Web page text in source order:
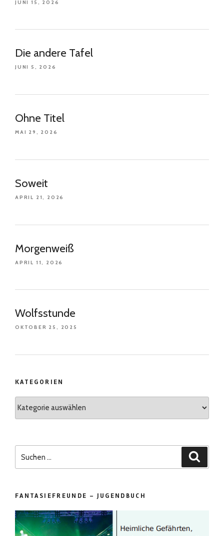
JUNI 15, 2026
Die andere Tafel
JUNI 5, 2026
Ohne Titel
MAI 29, 2026
Soweit
APRIL 21, 2026
Morgenweiß
APRIL 11, 2026
Wolfsstunde
OKTOBER 25, 2025
KATEGORIEN
nach:
FANTASIEFREUNDE – JUGENDBUCH